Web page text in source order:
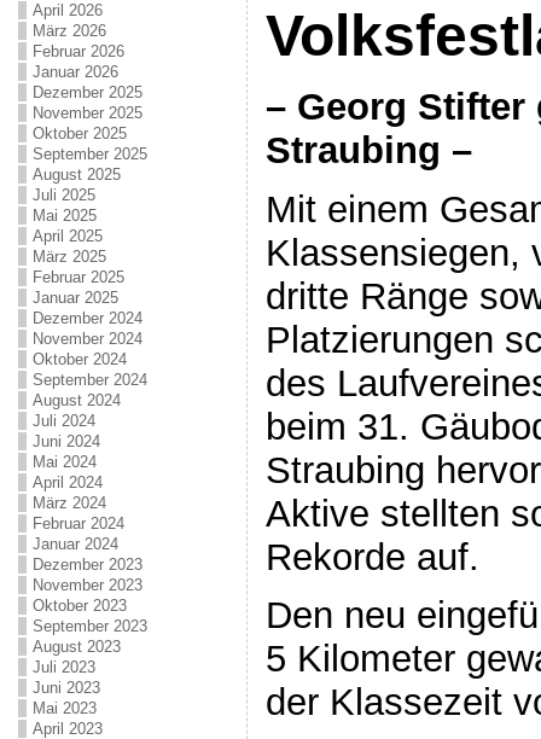
April 2026
März 2026
Februar 2026
Januar 2026
Dezember 2025
November 2025
Oktober 2025
September 2025
August 2025
Juli 2025
Mai 2025
April 2025
März 2025
Februar 2025
Januar 2025
Dezember 2024
November 2024
Oktober 2024
September 2024
August 2024
Juli 2024
Juni 2024
Mai 2024
April 2024
März 2024
Februar 2024
Januar 2024
Dezember 2023
November 2023
Oktober 2023
September 2023
August 2023
Juli 2023
Juni 2023
Mai 2023
April 2023
– Georg
Straubing –
Mit einem
Klassensiegen,
dritte Ränge
Platzierungen
des
beim 31.
Straubing
Aktive stellten
Rekorde auf.
Den neu
5 Kilometer
der Klassezeit